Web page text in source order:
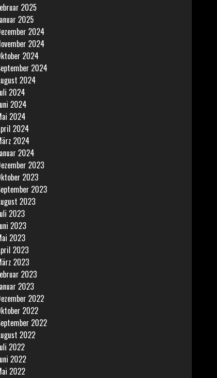
2025
2025
2024
2024
2024
2024
2024
2024
2024
2024
2024
2024
2024
2023
2023
2023
2023
2023
2023
2023
2023
2023
2023
2023
2022
2022
2022
2022
2022
2022
2022